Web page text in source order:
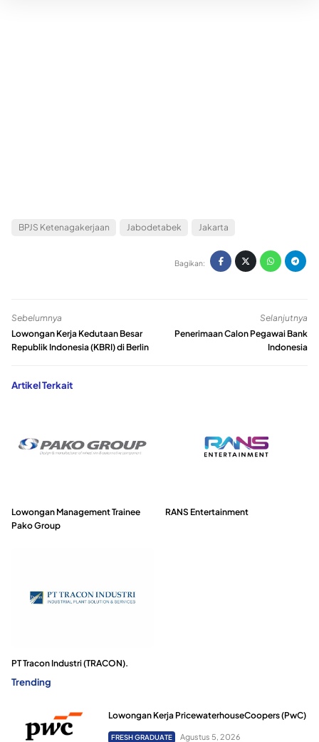
BPJS Ketenagakerjaan Jabodetabek Jakarta
Bagikan:
Sebelumnya
Lowongan Kerja Kedutaan Besar
Republik Indonesia (KBRI) di Berlin
Selanjutnya
Penerimaan Calon Pegawai Bank
Indonesia
Artikel Terkait
Lowongan Management Trainee
Pako Group
RANS Entertainment
PT Tracon Industri (TRACON).
Trending
Lowongan Kerja PricewaterhouseCoopers (PwC)
FRESH GRADUATE Agustus 5, 2026